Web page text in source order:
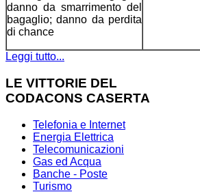
danno da smarrimento del
bagaglio; danno da perdita
di chance
Leggi tutto...
LE VITTORIE DEL
CODACONS CASERTA
Telefonia e Internet
Energia Elettrica
Telecomunicazioni
Gas ed Acqua
Banche - Poste
Turismo